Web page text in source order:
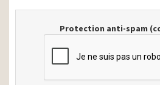
Protection anti-spam